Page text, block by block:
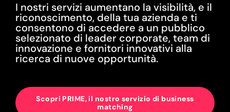
I nostri servizi aumentano la visibilità, e il
riconoscimento, della tua azienda e ti
consentono di accedere a un pubblico
selezionato di leader corporate, team di
innovazione e fornitori innovativi alla
ricerca di nuove opportunità.
Scopri PRIME, il nostro servizio di business
matching